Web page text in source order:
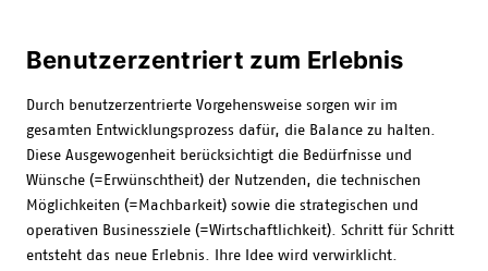
Benutzerzentriert zum Erlebnis
Durch benutzerzentrierte Vorgehensweise sorgen wir im
gesamten Entwicklungsprozess dafür, die Balance zu halten.
Diese Ausgewogenheit berücksichtigt die Bedürfnisse und
Wünsche (=Erwünschtheit) der Nutzenden, die technischen
Möglichkeiten (=Machbarkeit) sowie die strategischen und
operativen Businessziele (=Wirtschaftlichkeit). Schritt für Schritt
entsteht das neue Erlebnis. Ihre Idee wird verwirklicht.